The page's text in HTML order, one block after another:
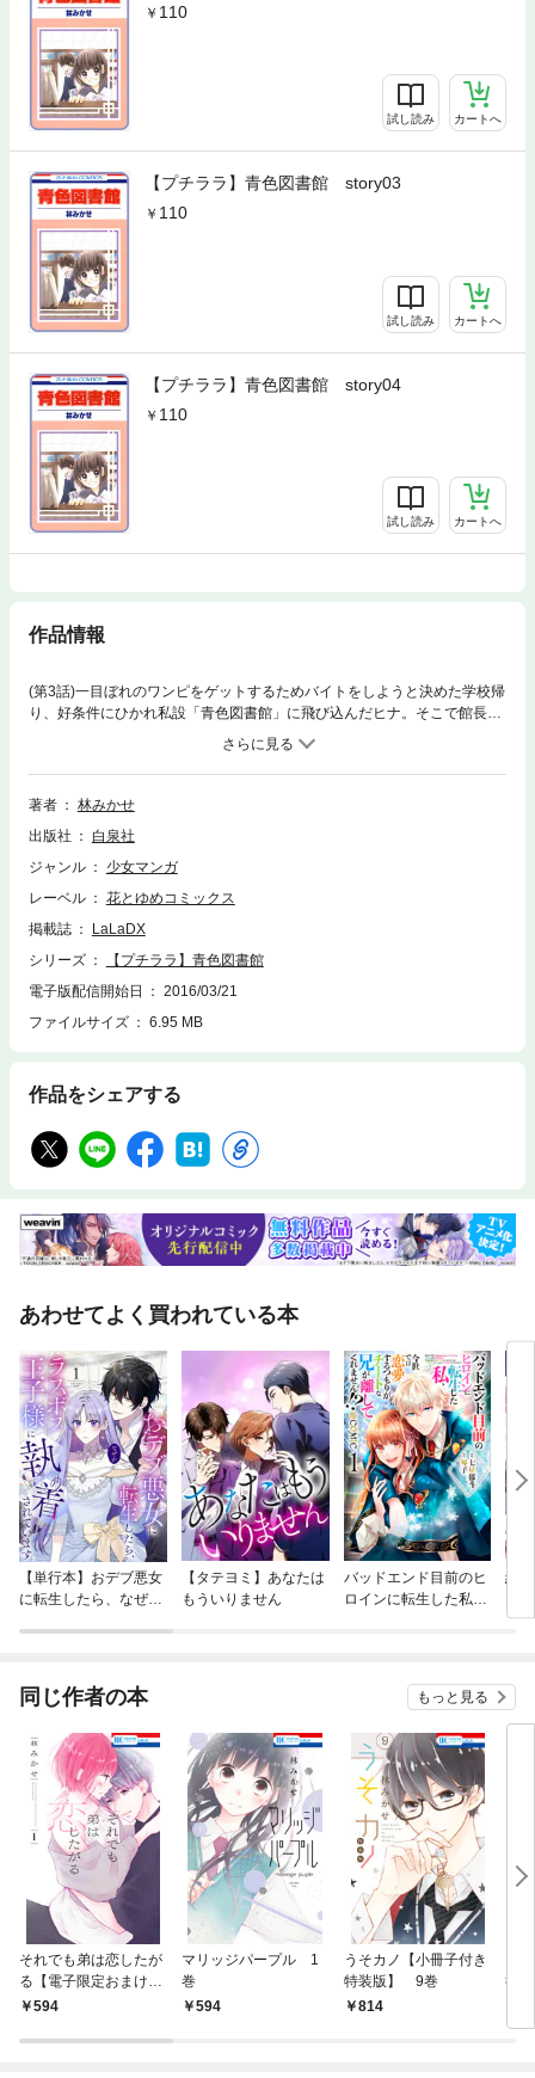
110
試し読み カートへ
【プチララ】青色図書館 story03
110
試し読み カートへ
【プチララ】青色図書館 story04
110
試し読み カートへ
作品情報
(第3話)一目ぼれのワンピをゲットするためバイトをしようと決めた学校帰
り、好条件にひかれ私設「青色図書館」に飛び込んだヒナ。そこで館長兼
作家、本オタクの下籠谷と働くことに。手のかかる「先生」に呆れるヒナ
だが…!? (この話は、コミックス「青色図書館」に収録されています。)
著者
林みかせ
出版社
白泉社
ジャンル
少女マンガ
レーベル
花とゆめコミックス
掲載誌
LaLaDX
シリーズ
【プチララ】青色図書館
電子版配信開始日
2016/03/21
ファイルサイズ
6.95 MB
作品をシェアする
あわせてよく買われている本
【単行本】おデブ悪女
に転生したら、なぜか
【タテヨミ】あなたは
もういりません
バッドエンド目前のヒ
ロインに転生した私、
結
同じ作者の本 もっと見る
それでも弟は恋したが
る【電子限定おまけ付
き】 1巻
594
マリッジパープル 1
巻
594
うそカノ【小冊子付き
特装版】 9巻
814
後